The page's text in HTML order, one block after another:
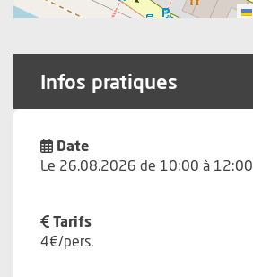
Infos pratiques
Date
Le 26.08.2026 de 10:00 à 12:00
Tarifs
4€/pers.